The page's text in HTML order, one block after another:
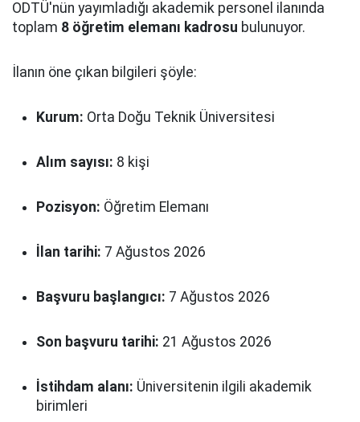
ODTÜ'nün yayımladığı akademik personel ilanında
toplam 8 öğretim elemanı kadrosu bulunuyor.
İlanın öne çıkan bilgileri şöyle:
Kurum: Orta Doğu Teknik Üniversitesi
Alım sayısı: 8 kişi
Pozisyon: Öğretim Elemanı
İlan tarihi: 7 Ağustos 2026
Başvuru başlangıcı: 7 Ağustos 2026
Son başvuru tarihi: 21 Ağustos 2026
İstihdam alanı: Üniversitenin ilgili akademik
birimleri